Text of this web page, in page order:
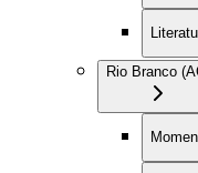
Rio Branco